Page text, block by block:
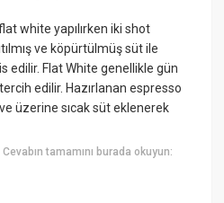
white yapılırken iki shot
ve köpürtülmüş süt ile
edilir. Flat White genellikle gün
edilir. Hazırlanan espresso
üzerine sıcak süt eklenerek
Cevabın tamamını burada okuyun: